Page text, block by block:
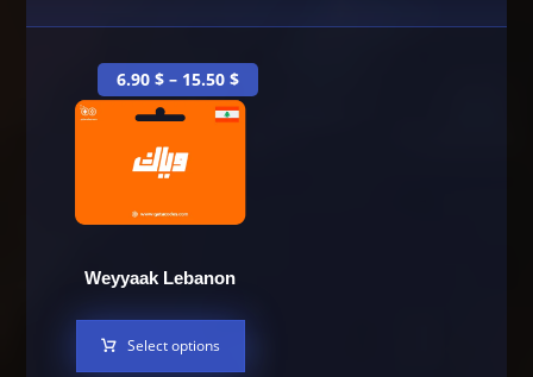
Weyyaak Lebanon
6.90$ – 15.50$
Select options